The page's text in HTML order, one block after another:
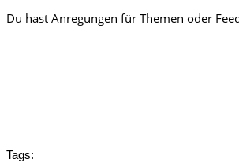
Du hast Anregungen für Themen oder
Tags: